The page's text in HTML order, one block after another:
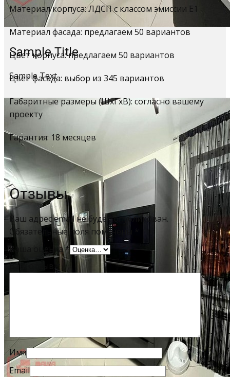
Sample Title
Sample Text
Материал корпуса: ЛДСП с классом эмиссии Е1
Материал фасада: предлагаем 50 вариантов
Цвет корпуса: предлагаем 50 вариантов
Цвет фасада: выбор из 345 вариантов
Габаритные размеры (ШхГхВ): согласно вашему
проекту
Гарантия: 18 месяцев
Отзывы
Ваш адрес email не будет опубликован.
Обязательные поля помечены
Ваша оценка*
Ваш отзыв *
Имя
Email